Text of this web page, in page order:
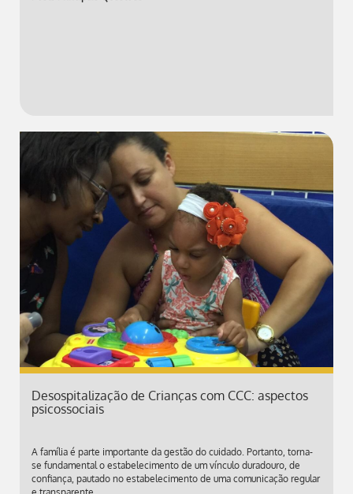
Desospitalização de Crianças com CCC: aspectos
psicossociais
A família é parte importante da gestão do cuidado. Portanto, torna-
se fundamental o estabelecimento de um vínculo duradouro, de
confiança, pautado no estabelecimento de uma comunicação regular